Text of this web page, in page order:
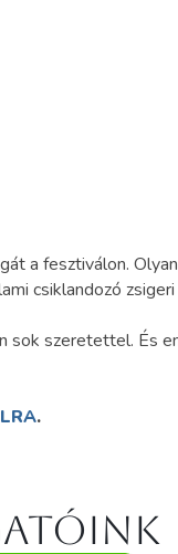
a fesztiválon.
csiklandozó
sok szeretettel. És
.